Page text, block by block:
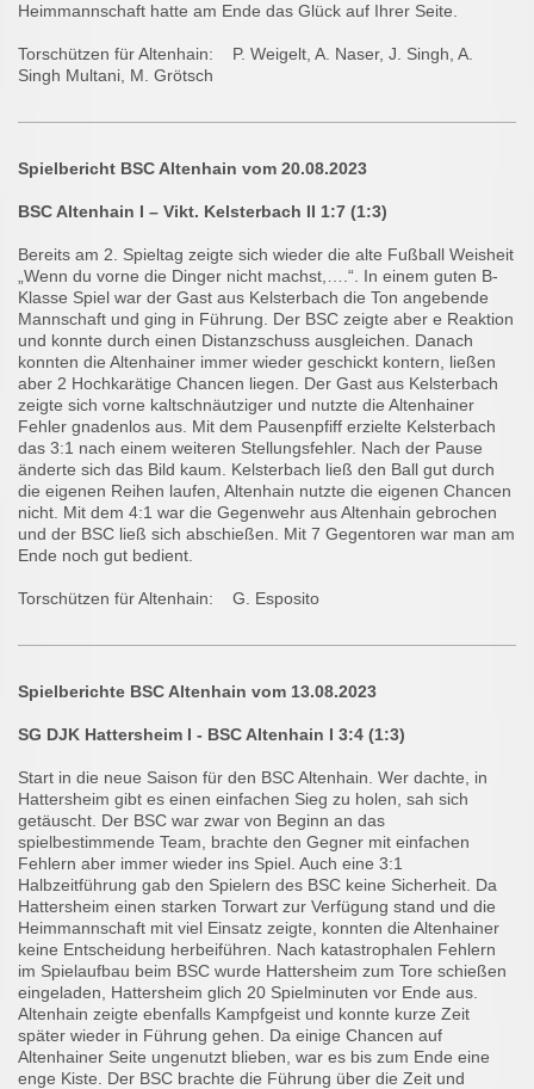
Heimmannschaft hatte am Ende das Glück auf Ihrer Seite.
Torschützen für Altenhain: P. Weigelt, A. Naser, J. Singh, A.
Singh Multani, M. Grötsch
Spielbericht BSC Altenhain vom 20.08.2023
BSC Altenhain I – Vikt. Kelsterbach II 1:7 (1:3)
Bereits am 2. Spieltag zeigte sich wieder die alte Fußball Weisheit
„Wenn du vorne die Dinger nicht machst,….“. In einem guten B-
Klasse Spiel war der Gast aus Kelsterbach die Ton angebende
Mannschaft und ging in Führung. Der BSC zeigte aber e Reaktion
und konnte durch einen Distanzschuss ausgleichen. Danach
konnten die Altenhainer immer wieder geschickt kontern, ließen
aber 2 Hochkarätige Chancen liegen. Der Gast aus Kelsterbach
zeigte sich vorne kaltschnäutziger und nutzte die Altenhainer
Fehler gnadenlos aus. Mit dem Pausenpfiff erzielte Kelsterbach
das 3:1 nach einem weiteren Stellungsfehler. Nach der Pause
änderte sich das Bild kaum. Kelsterbach ließ den Ball gut durch
die eigenen Reihen laufen, Altenhain nutzte die eigenen Chancen
nicht. Mit dem 4:1 war die Gegenwehr aus Altenhain gebrochen
und der BSC ließ sich abschießen. Mit 7 Gegentoren war man am
Ende noch gut bedient.
Torschützen für Altenhain: G. Esposito
Spielberichte BSC Altenhain vom 13.08.2023
SG DJK Hattersheim I - BSC Altenhain I 3:4 (1:3)
Start in die neue Saison für den BSC Altenhain. Wer dachte, in
Hattersheim gibt es einen einfachen Sieg zu holen, sah sich
getäuscht. Der BSC war zwar von Beginn an das
spielbestimmende Team, brachte den Gegner mit einfachen
Fehlern aber immer wieder ins Spiel. Auch eine 3:1
Halbzeitführung gab den Spielern des BSC keine Sicherheit. Da
Hattersheim einen starken Torwart zur Verfügung stand und die
Heimmannschaft mit viel Einsatz zeigte, konnten die Altenhainer
keine Entscheidung herbeiführen. Nach katastrophalen Fehlern
im Spielaufbau beim BSC wurde Hattersheim zum Tore schießen
eingeladen, Hattersheim glich 20 Spielminuten vor Ende aus.
Altenhain zeigte ebenfalls Kampfgeist und konnte kurze Zeit
später wieder in Führung gehen. Da einige Chancen auf
Altenhainer Seite ungenutzt blieben, war es bis zum Ende eine
enge Kiste. Der BSC brachte die Führung über die Zeit und